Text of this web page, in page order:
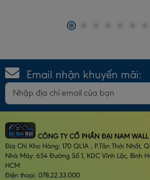
Email nhận khuyến mãi:
CÔNG TY CỔ PHẦN ĐẠI NAM WALL
Địa Chỉ Kho Hàng: 170 QL1A , P.Tân Thới Nhất,
Nhà Máy: 654 Đường Số 1, KDC Vĩnh Lộc, Bình
HCM
Điện thoại: 078.22.33.000